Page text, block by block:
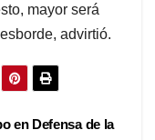
mayor será
advirtió.
en Defensa de la